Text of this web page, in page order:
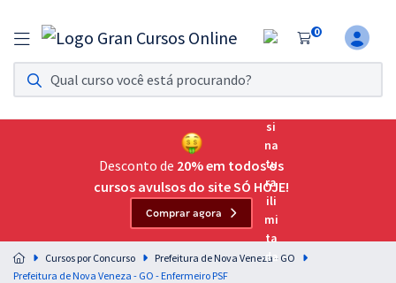
0
Assinatura Ilimitada 11
Acesso a todos os cursos. Teste grátis por 7 dias!
Assinatura OAB Até Passar
Acesso ilimitado a toda preparação para o Exame da
Residências Multiprofissionais
Preparação completa e intensiva para as principais
residências em saúde do Brasil
Desconto de 20% em todos os
cursos avulsos do site SÓ HOJE!
Comprar agora
Cursos por Concurso
Prefeitura de Nova Veneza - GO
Prefeitura de Nova Veneza - GO - Enfermeiro PSF